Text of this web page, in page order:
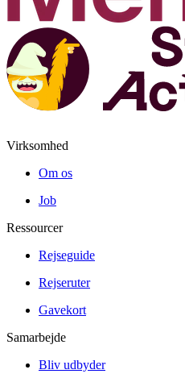
Virksomhed
Om os
Job
Ressourcer
Rejseguide
Rejseruter
Gavekort
Samarbejde
Bliv udbyder